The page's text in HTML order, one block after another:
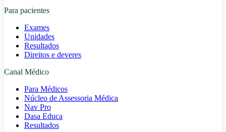
Para pacientes
Exames
Unidades
Resultados
Direitos e deveres
Canal Médico
Para Médicos
Núcleo de Assessoria Médica
Nav Pro
Dasa Educa
Resultados